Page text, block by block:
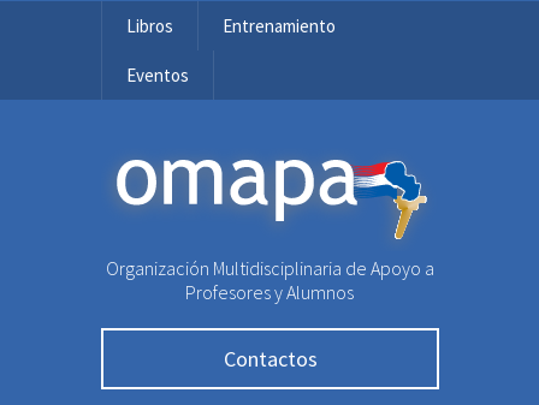
Libros Entrenamiento
Eventos
OMAPA
Organización Multidisciplinaria de Apoyo a
Profesores y Alumnos
Contactos
Segunda
oportunidad para